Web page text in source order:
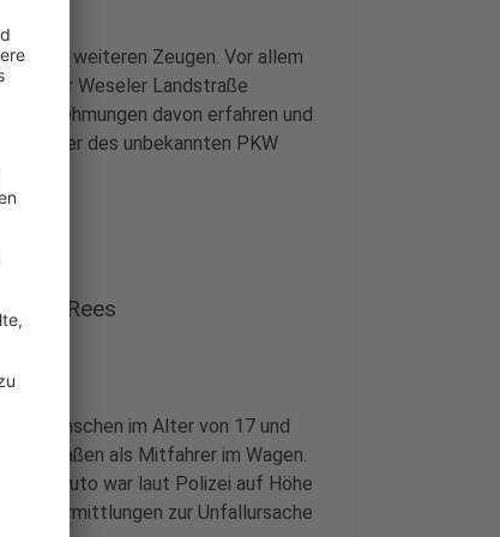
nach weiteren Zeugen. Vor allem
auf der Weseler Landstraße
Vernehmungen davon erfahren und
Fahrer des unbekannten PKW
und Rees
Menschen im Alter von 17 und
Sie saßen als Mitfahrer im Wagen.
Das Auto war laut Polizei auf Höhe
Die Ermittlungen zur Unfallursache